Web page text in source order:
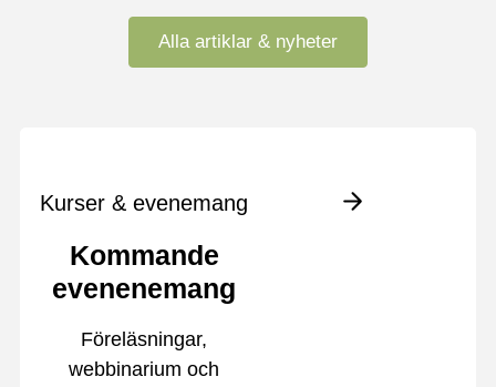
Alla artiklar & nyheter
Kurser & evenemang
Kommande
evenenemang
Föreläsningar,
webbinarium och